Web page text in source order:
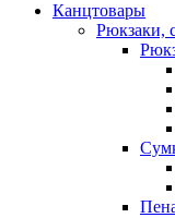
Канцтовары
Рюкзаки,